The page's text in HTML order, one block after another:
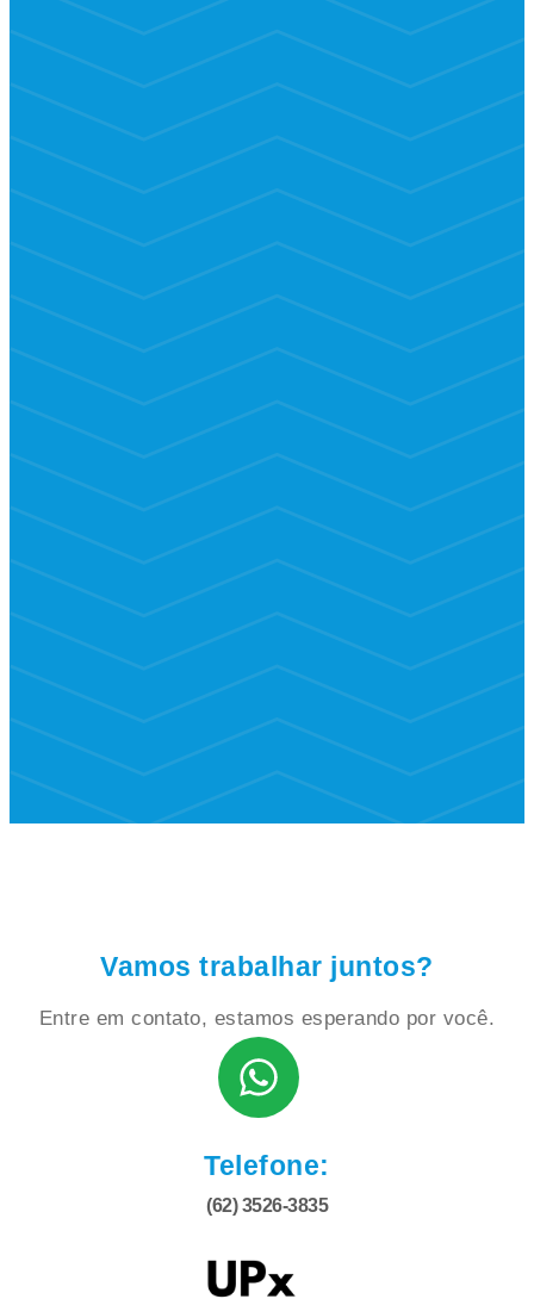
Vamos trabalhar juntos?
Entre em contato, estamos esperando por você.
Telefone:
(62) 3526-3835